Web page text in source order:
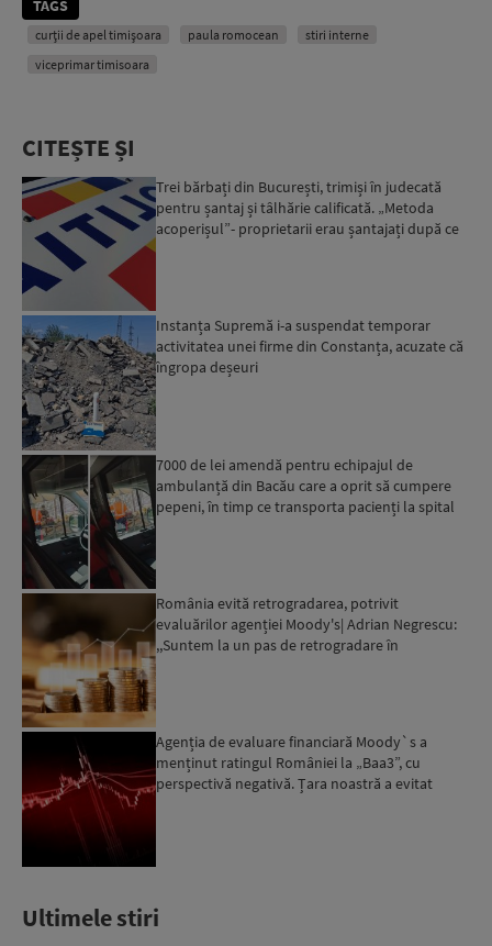
TAGS
curții de apel timișoara paula romocean
stiri interne
viceprimar timisoara
CITEȘTE ȘI
Trei bărbați din București, trimiși în judecată
pentru șantaj și tâlhărie calificată. „Metoda
acoperișul”- proprietarii erau șantajați după ce
Instanța Supremă i-a suspendat temporar
activitatea unei firme din Constanța, acuzate că
îngropa deșeuri
7000 de lei amendă pentru echipajul de
ambulanță din Bacău care a oprit să cumpere
pepeni, în timp ce transporta pacienți la spital
România evită retrogradarea, potrivit
evaluărilor agenției Moody's| Adrian Negrescu:
,,Suntem la un pas de retrogradare în
Agenția de evaluare financiară Moody`s a
menținut ratingul României la „Baa3”, cu
perspectivă negativă. Țara noastră a evitat
Ultimele stiri